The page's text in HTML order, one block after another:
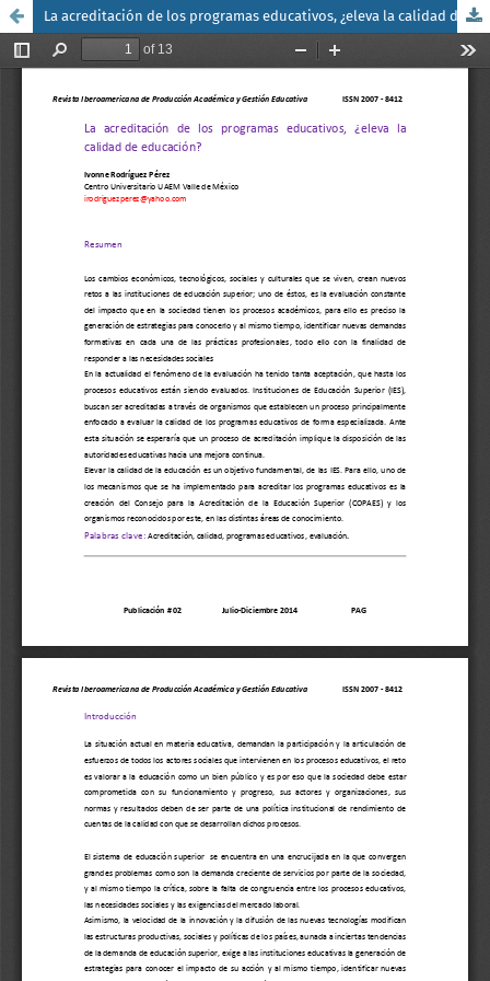
La acreditación de los programas educativos, ¿eleva la calidad de educación?